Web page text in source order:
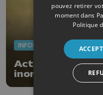
INFOS
Actus de la
inondations,
et feu d'artifice
pouvez retirer
moment dans
Politique